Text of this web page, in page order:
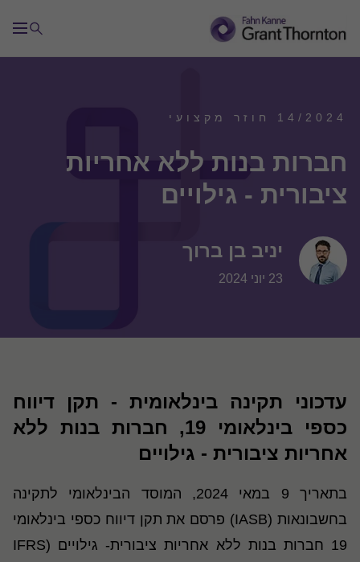
14/2024 חוזר מקצועי
חברות בנות ללא אחריות
ציבורית - גילויים
יניב בן ברוך
23 יוני 2024
עדכוני תקינה בינלאומית - תקן דיווח
כספי בינלאומי 19, חברות בנות ללא
אחריות ציבורית - גילויים
בתאריך 9 במאי 2024, המוסד הבינלאומי לתקינה
בחשבונאות (IASB) פרסם את תקן דיווח כספי בינלאומי
19 חברות בנות ללא אחריות ציבורית- גילויים (IFRS